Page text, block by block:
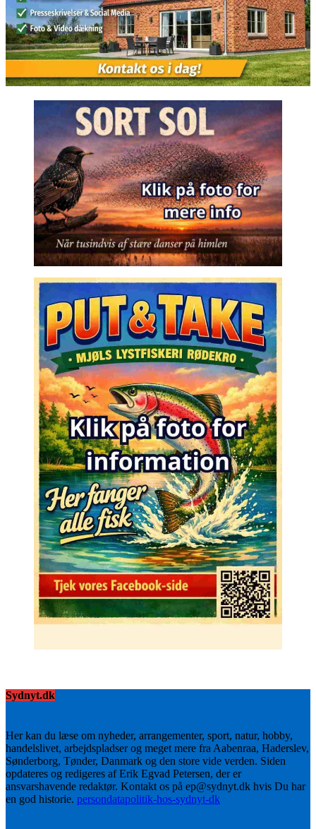
Sydnyt.dk
Her kan du læse om nyheder, arrangementer, sport, natur, hobby,
handelslivet, arbejdspladser og meget mere fra Aabenraa, Haderslev,
Sønderborg, Tønder, Danmark og den store vide verden. Siden
opdateres og redigeres af Erik Egvad Petersen, der er
ansvarshavende redaktør. Kontakt os på ep@sydnyt.dk hvis Du har
en god historie. persondatapolitik-hos-sydnyt-dk